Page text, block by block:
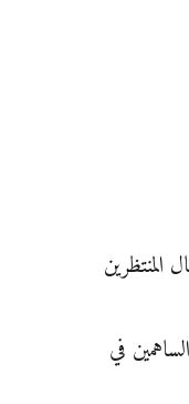
المنتظرين
في